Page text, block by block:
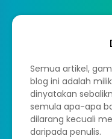
Semua artikel,
blog ini adalah
dinyatakan
semula apa-apa
dilarang kecuali
daripada penulis.